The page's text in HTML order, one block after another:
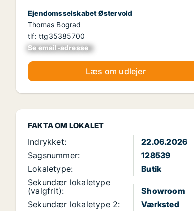
Ejendomsselskabet Østervold
Thomas Bograd
tlf: ttg35385700
Se email-adresse
xxxxxxxxxxxxxxxx
Læs om udlejer
FAKTA OM LOKALET
Indrykket:
22.06.2026
Sagsnummer:
128539
Lokaletype:
Butik
Sekundær lokaletype
(valgfrit):
Showroom
Sekundær lokaletype 2:
Værksted